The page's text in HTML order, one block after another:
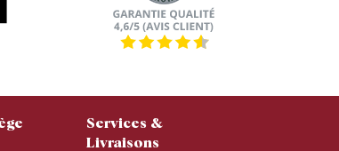
Services &
Livraisons